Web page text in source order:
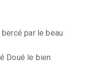
par le beau
Doué le bien